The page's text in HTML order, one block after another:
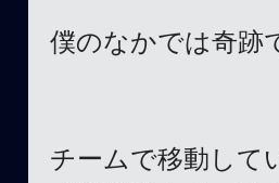
僕のなかでは奇跡
チームで移動して